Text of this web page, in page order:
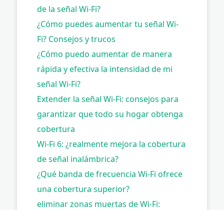
de la señal Wi-Fi?
¿Cómo puedes aumentar tu señal Wi-
Fi? Consejos y trucos
¿Cómo puedo aumentar de manera
rápida y efectiva la intensidad de mi
señal Wi-Fi?
Extender la señal Wi-Fi: consejos para
garantizar que todo su hogar obtenga
cobertura
Wi-Fi 6: ¿realmente mejora la cobertura
de señal inalámbrica?
¿Qué banda de frecuencia Wi-Fi ofrece
una cobertura superior?
eliminar zonas muertas de Wi-Fi: